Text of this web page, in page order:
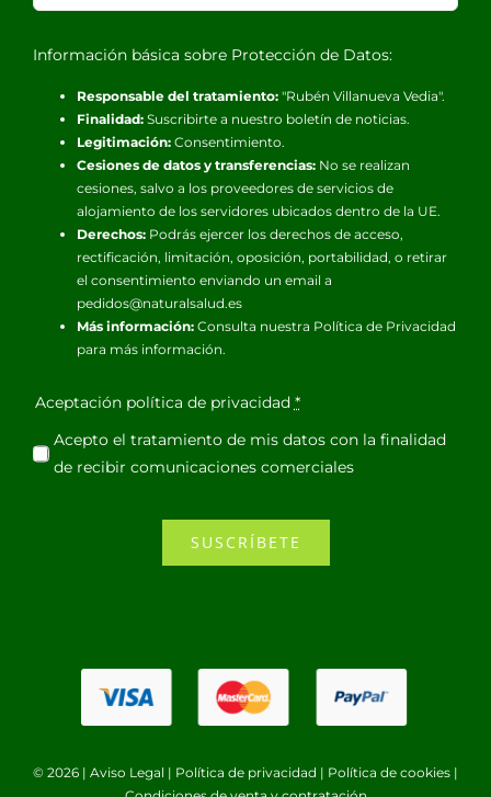
Información básica sobre Protección de Datos:
Responsable del tratamiento:"Rubén Villanueva Vedia".
Finalidad:Suscribirte a nuestro boletín de noticias.
Legitimación:Consentimiento.
Cesiones de datos y transferencias:No se realizan
cesiones, salvo a los proveedores de servicios de
alojamiento de los servidores ubicados dentro de la UE.
Derechos:Podrás ejercer los derechos de acceso,
rectificación, limitación, oposición, portabilidad, o retirar
el consentimiento enviando un email a
pedidos@naturalsalud.es
Más información:Consulta nuestra Política de Privacidad
para más información.
Aceptación política de privacidad *
Acepto el tratamiento de mis datos con la finalidad
de recibir comunicaciones comerciales
SUSCRÍBETE
© 2026 | Aviso Legal | Política de privacidad | Política de cookies |